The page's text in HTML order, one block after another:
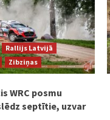
Rallijs Latvijā
Zibziņas
WRC posmu
septītie, uzvar